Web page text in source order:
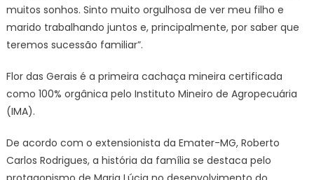
muitos sonhos. Sinto muito orgulhosa de ver meu filho e
marido trabalhando juntos e, principalmente, por saber que
teremos sucessão familiar”.
Flor das Gerais é a primeira cachaça mineira certificada
como 100% orgânica pelo Instituto Mineiro de Agropecuária
(IMA).
De acordo com o extensionista da Emater-MG, Roberto
Carlos Rodrigues, a história da família se destaca pelo